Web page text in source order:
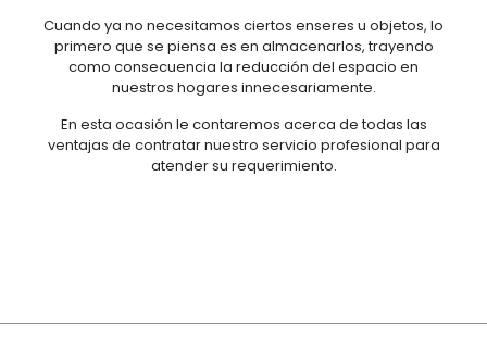
Cuando ya no necesitamos ciertos enseres u objetos, lo
primero que se piensa es en almacenarlos, trayendo
como consecuencia la reducción del espacio en
nuestros hogares innecesariamente.
En esta ocasión le contaremos acerca de todas las
ventajas de contratar nuestro servicio profesional para
atender su requerimiento.